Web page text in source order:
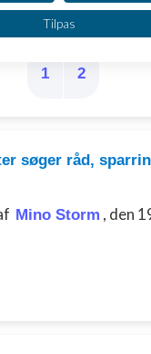
1 2
søger råd,
Mino Storm , den
formål:
oplysninger på en
annoncering
vælge tilpasset
Tilpas